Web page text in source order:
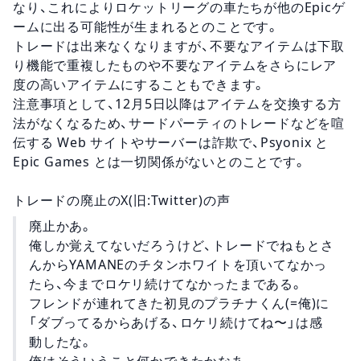
なり、これによりロケットリーグの車たちが他のEpicゲ
ームに出る可能性が生まれるとのことです。
トレードは出来なくなりますが、不要なアイテムは下取
り機能で重複したものや不要なアイテムをさらにレア
度の高いアイテムにすることもできます。
注意事項として、12月5日以降はアイテムを交換する方
法がなくなるため、サードパーティのトレードなどを喧
伝する Web サイトやサーバーは詐欺で、Psyonix と
Epic Games とは一切関係がないとのことです。
トレードの廃止のX(旧:Twitter)の声
廃止かあ。
俺しか覚えてないだろうけど、トレードでねもとさ
んからYAMANEのチタンホワイトを頂いてなかっ
たら、今までロケリ続けてなかったまである。
フレンドが連れてきた初見のプラチナくん(=俺)に
「ダブってるからあげる、ロケリ続けてね〜」は感
動したな。